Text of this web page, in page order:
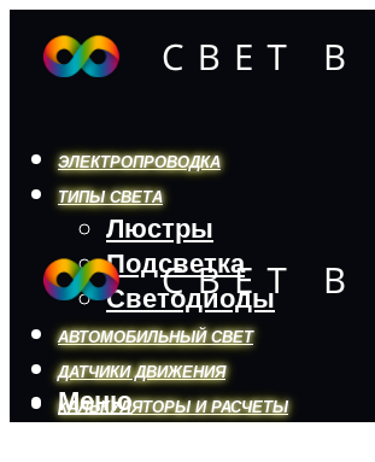
ЭЛЕКТРОПРОВОДКА
ТИПЫ СВЕТА
Люстры
Подсветка
Светодиоды
АВТОМОБИЛЬНЫЙ СВЕТ
ДАТЧИКИ ДВИЖЕНИЯ
КАЛЬКУЛЯТОРЫ И РАСЧЕТЫ
Меню